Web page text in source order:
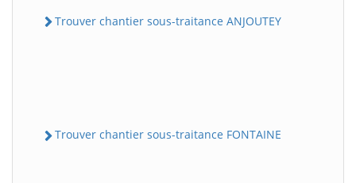
Trouver chantier sous-traitance ANJOUTEY
Trouver chantier sous-traitance FONTAINE